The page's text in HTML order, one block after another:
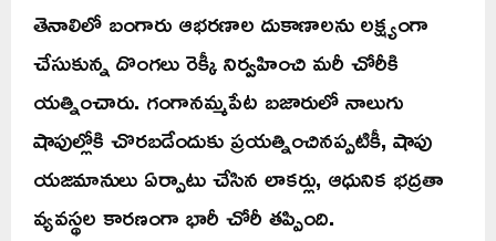
తెనాలిలో బంగారు ఆభరణాల దుకాణాలను లక్ష్యంగా
చేసుకున్న దొంగలు రెక్కీ నిర్వహించి మరీ చోరీకి
యత్నించారు. గంగానమ్మపేట బజారులో నాలుగు
షాపుల్లోకి చొరబడేందుకు ప్రయత్నించినప్పటికీ, షాపు
యజమానులు ఏర్పాటు చేసిన లాకర్లు, ఆధునిక భద్రతా
వ్యవస్థల కారణంగా భారీ చోరీ తప్పింది.